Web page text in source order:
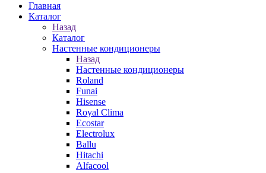
Главная
Каталог
Назад
Каталог
Настенные кондиционеры
Назад
Настенные кондиционеры
Roland
Funai
Hisense
Royal Clima
Ecostar
Electrolux
Ballu
Hitachi
Alfacool